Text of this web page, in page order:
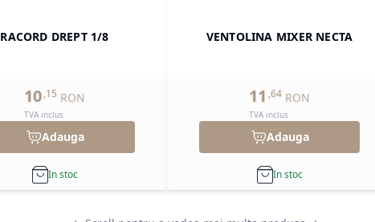
RACORD DREPT 1/8
10,15 RON
TVA inclus
Adauga
In stoc
VENTOLINA MIXER NECTA
11 ,64 RON
TVA inclus
Adauga
In stoc